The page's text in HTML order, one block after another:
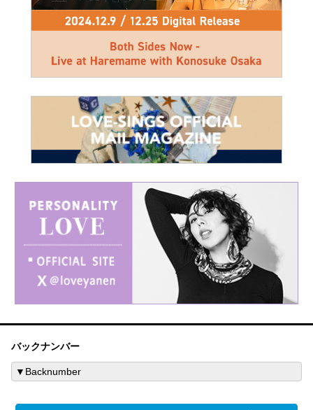
バックナンバー